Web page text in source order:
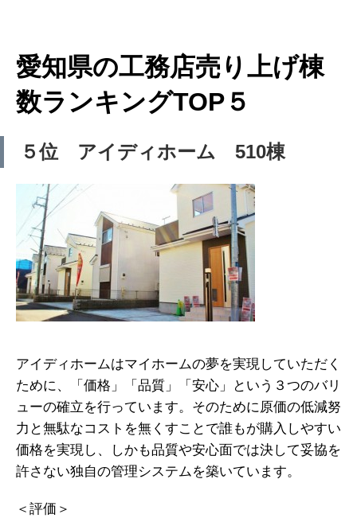
愛知県の工務店売り上げ棟
数ランキングTOP５
５位 アイディホーム 510棟
アイディホームはマイホームの夢を実現していただく
ために、「価格」「品質」「安心」という３つのバリ
ューの確立を行っています。そのために原価の低減努
力と無駄なコストを無くすことで誰もが購入しやすい
価格を実現し、しかも品質や安心面では決して妥協を
許さない独自の管理システムを築いています。
＜評価＞